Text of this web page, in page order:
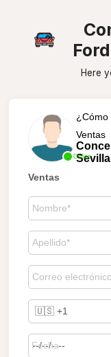
Here
Online
¿Cómo
Ventas
Sevilla
Ventas